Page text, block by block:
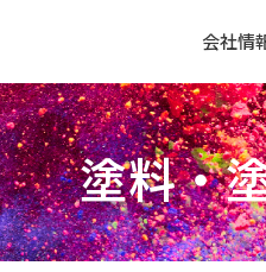
会社情
生産財（化
塗料・